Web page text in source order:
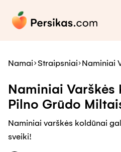
Namai Straipsniai Naminiai
Naminiai Varškės
Pilno Grūdo
Naminiai varškės koldūnai
sveiki!